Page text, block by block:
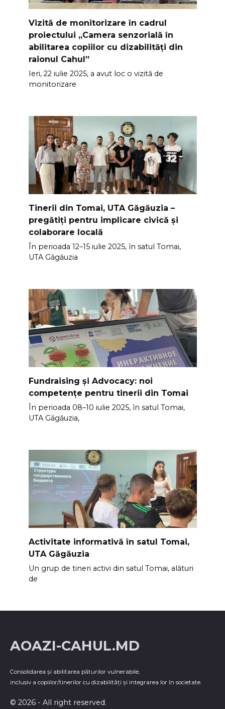
Vizită de monitorizare în cadrul
proiectului „Camera senzorială în
abilitarea copiilor cu dizabilități din
raionul Cahul”
Ieri, 22 iulie 2025, a avut loc o vizită de
monitorizare
Tinerii din Tomai, UTA Găgăuzia –
pregătiți pentru implicare civică și
colaborare locală
În perioada 12–15 iulie 2025, în satul Tomai,
UTA Găgăuzia
Fundraising și Advocacy: noi
competențe pentru tinerii din Tomai
În perioada 08–10 iulie 2025, în satul Tomai,
UTA Găgăuzia,
Activitate informativă în satul Tomai,
UTA Găgăuzia
Un grup de tineri activi din satul Tomai, alături
de
AOAZI-CAHUL.MD
Consolidarea şi abilitarea păturilor vulnerabile,
inclusiv a copiilor/tinerilor cu dizabilităţi şi integrarea lor în societate.
© 2026 - All right reserved.